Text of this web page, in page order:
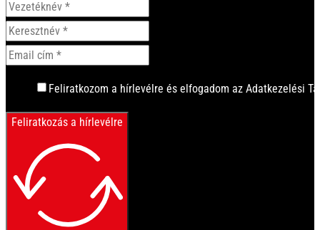
Feliratkozom a hírlevélre és elfogadom az Adatkezelési
Feliratkozás a hírlevélre